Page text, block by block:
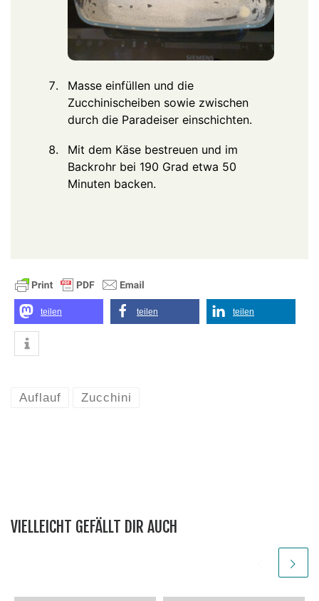
Masse einfüllen und die
Zucchinischeiben sowie zwischen
durch die Paradeiser einschichten.
Mit dem Käse bestreuen und im
Backrohr bei 190 Grad etwa 50
Minuten backen.
teilen teilen teilen
Auflauf Zucchini
VIELLEICHT GEFÄLLT DIR AUCH